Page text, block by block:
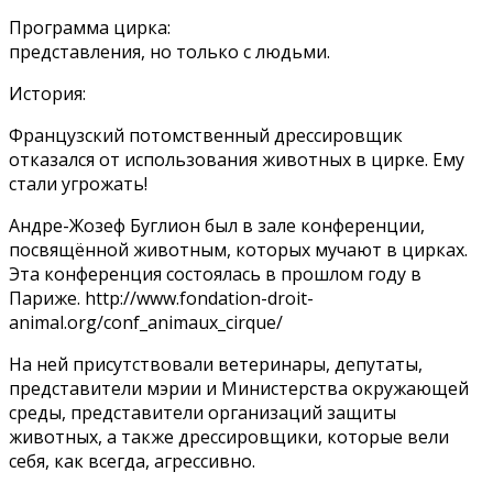
Программа цирка:
представления, но только с людьми.
История:
Французский потомственный дрессировщик
отказался от использования животных в цирке. Ему
стали угрожать!
Андре-Жозеф Буглион был в зале конференции,
посвящённой животным, которых мучают в цирках.
Эта конференция состоялась в прошлом году в
Париже. http://www.fondation-droit-
animal.org/conf_animaux_cirque/
На ней присутствовали ветеринары, депутаты,
представители мэрии и Министерства окружающей
среды, представители организаций защиты
животных, а также дрессировщики, которые вели
себя, как всегда, агрессивно.